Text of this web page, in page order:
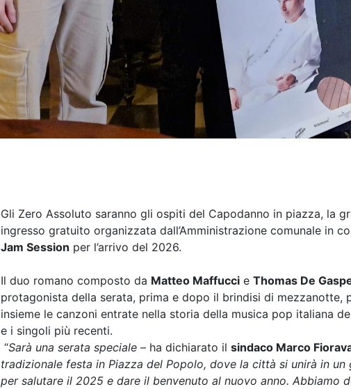
Gli Zero Assoluto saranno gli ospiti del Capodanno in piazza, la
ingresso gratuito organizzata dall’Amministrazione comunale in
Jam Session per l’arrivo del 2026.
Il duo romano composto da Matteo Maffucci e Thomas De
protagonista della serata, prima e dopo il brindisi di mezzanotte,
insieme le canzoni entrate nella storia della musica pop italiana
e i singoli più recenti.
“Sarà una serata speciale – ha dichiarato il sindaco Marco
tradizionale festa in Piazza del Popolo, dove la città si unirà in un
per salutare il 2025 e dare il benvenuto al nuovo anno. Abbiamo